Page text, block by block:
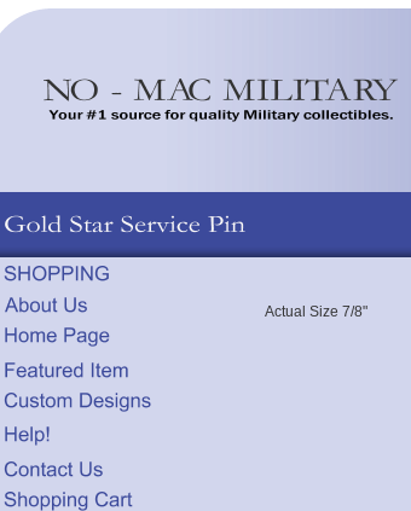
Actual Size 7/8"